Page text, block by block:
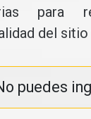
para
del sitio
puedes